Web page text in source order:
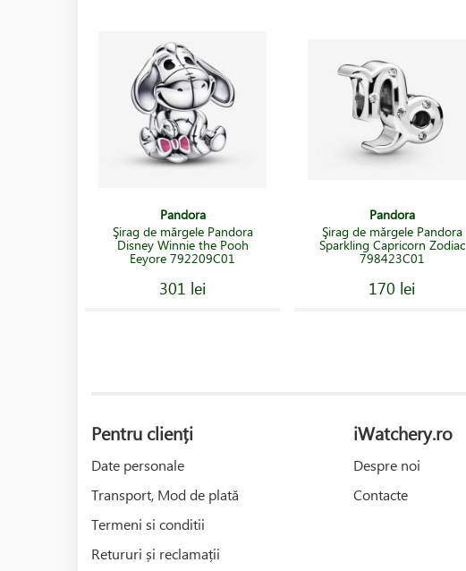
Pandora
Şirag de mărgele Pandora
Disney Winnie the Pooh
Eeyore 792209C01
301 lei
Pandora
Şirag de mărgele Pandora
Sparkling Capricorn Zodiac
798423C01
170 lei
Pentru clienți
Date personale
Transport, Mod de plată
Termeni si conditii
Retururi și reclamații
iWatchery.ro
Despre noi
Contacte